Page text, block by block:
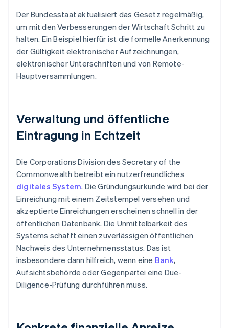
Der Bundesstaat aktualisiert das Gesetz regelmäßig,
um mit den Verbesserungen der Wirtschaft Schritt zu
halten. Ein Beispiel hierfür ist die formelle Anerkennung
der Gültigkeit elektronischer Aufzeichnungen,
elektronischer Unterschriften und von Remote-
Hauptversammlungen.
Verwaltung und öffentliche
Eintragung in Echtzeit
Die Corporations Division des Secretary of the
Commonwealth betreibt ein nutzerfreundliches
digitales System. Die Gründungsurkunde wird bei der
Einreichung mit einem Zeitstempel versehen und
akzeptierte Einreichungen erscheinen schnell in der
öffentlichen Datenbank. Die Unmittelbarkeit des
Systems schafft einen zuverlässigen öffentlichen
Nachweis des Unternehmensstatus. Das ist
insbesondere dann hilfreich, wenn eine Bank,
Aufsichtsbehörde oder Gegenpartei eine Due-
Diligence-Prüfung durchführen muss.